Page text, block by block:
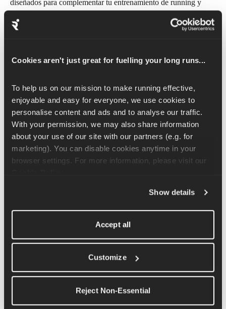
Cookies aren't just great for fuelling your long runs...
To help us on our mission to make running effective,
enjoyable and easy for everyone, we use cookies to
personalise content and ads and to analyse our traffic.
With your permission, we may also share information
about your use of our site with our partners (e.g. for
marketing). You can disable cookies anytime in your
Show details
Accept all
Customize
Reject Non-Essential
diseñados para complementar tu entrenamiento de running y
con una sola pierna a tu plan puede marcar una gran diferencia
Sentadilla con una sola pierna
Trabaja todos los músculos fundamentales para correr:
glúteos, isquiotibiales, cuádriceps y tronco.
Desarrolla fuerza, equilibrio y control al mismo tiempo.
Elevación de pantorrillas con barra
con una sola pierna